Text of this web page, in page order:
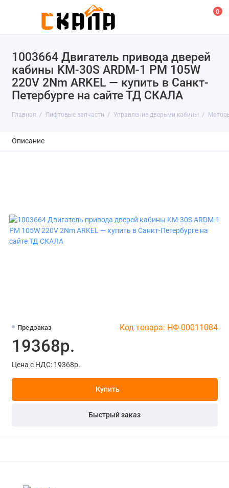
0
1003664 Двигатель привода дверей
кабины KM-30S ARDM-1 PM 105W
220V 2Nm ARKEL — купить в Санкт-
Петербурге на сайте ТД СКАЛА
Главная Лифтовые запчасти Управление дверьми кабины
Описание
Предзаказ Код товара: НФ-00011084
19368р.
Цена с НДС: 19368р.
Купить
Быстрый заказ